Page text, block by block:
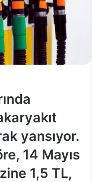
yansıyor.
14 Mayıs
1,5 TL,